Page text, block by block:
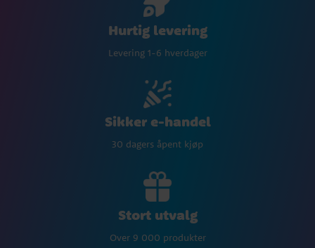
Hurtig levering
Levering 1-6 hverdager
Sikker e-handel
30 dagers åpent kjøp
Stort utvalg
Over 9 000 produkter